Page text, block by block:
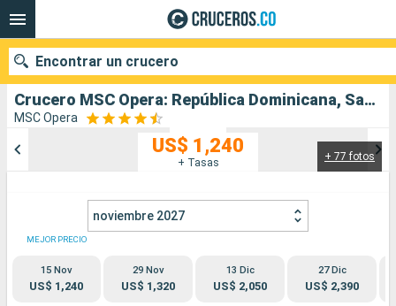
Crucero MSC Opera: República Dominicana, San Martín, Antigua y Barbuda, Aruba, Grenada salida desde La Romana
MSC Opera
+ 77 fotos
US$ 1,240
+ Tasas
noviembre 2027
MEJOR PRECIO
15 Nov
US$ 1,240
29 Nov
US$ 1,320
13 Dic
US$ 2,050
27 Dic
US$ 2,390
Encontrar un crucero
Fecha de salida
Puertos
Buscar